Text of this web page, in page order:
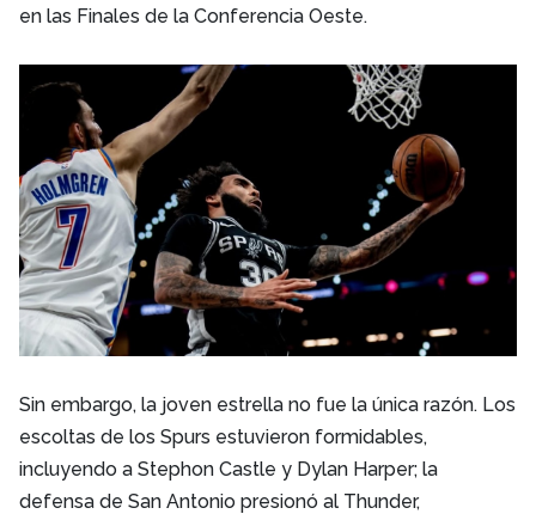
en las Finales de la Conferencia Oeste.
Sin embargo, la joven estrella no fue la única razón. Los
escoltas de los Spurs estuvieron formidables,
incluyendo a Stephon Castle y Dylan Harper; la
defensa de San Antonio presionó al Thunder,